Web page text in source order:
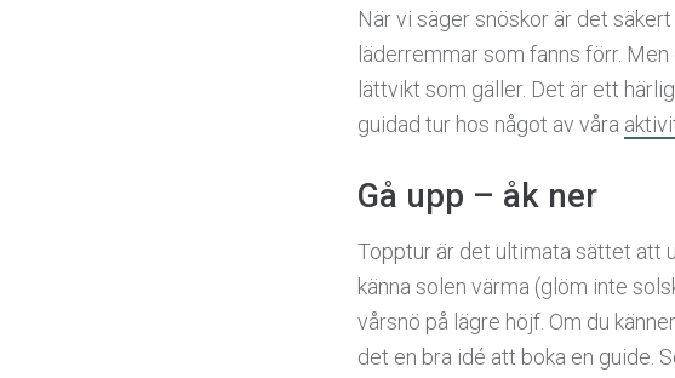
När vi säger snöskor är det
läderremmar som fanns förr.
lättvikt som gäller. Det är ett
guidad tur hos något av våra
Gå upp – åk ner
Topptur är det ultimata sättet att
känna solen värma (glöm inte
vårsnö på lägre höjf. Om du
det en bra idé att boka en guide.